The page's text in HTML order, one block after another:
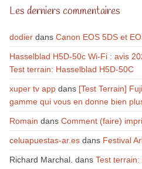
Les derniers commentaires
dodierdans Canon EOS 5DS et
Hasselblad H5D-50c Wi-Fi : avis
Test terrain: Hasselblad H5D-50C
xuper tv appdans [Test Terrain]
gamme qui vous en donne bien
Romain dans Comment (faire)
celuapuestas-ar.esdans Festival
Richard Marchal. dans Test